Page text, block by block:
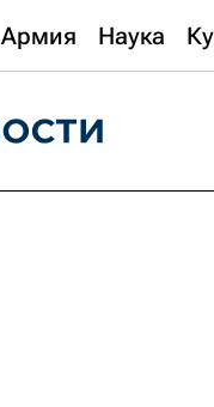
Армия Наука